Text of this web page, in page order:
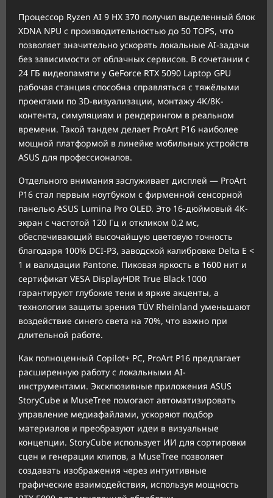
Процессор Ryzen AI 9 HX 370 получил выделенный блок
XDNA NPU с производительностью до 50 TOPS, что
позволяет значительно ускорять локальные AI-задачи
без зависимости от облачных сервисов. В сочетании с
24 ГБ видеопамяти у GeForce RTX 5090 Laptop GPU
рабочая станция способна справляться с тяжёлыми
проектами по 3D-визуализации, монтажу 4K/8K-
контента, симуляциям и рендерингом в реальном
времени. Такой тандем делает ProArt P16 наиболее
мощной платформой в линейке мобильных устройств
ASUS для профессионалов.
Отдельного внимания заслуживает дисплей — ProArt
P16 стал первым ноутбуком с фирменной сенсорной
панелью ASUS Lumina Pro OLED. Это 16-дюймовый 4K-
экран с частотой 120 Гц и откликом 0,2 мс,
обеспечивающий высочайшую цветовую точность
благодаря 100% DCI-P3, заводской калибровке Delta E <
1 и валидации Pantone. Пиковая яркость в 1600 нит и
сертификат VESA DisplayHDR True Black 1000
гарантируют глубокие тени и яркие акценты, а
технологии защиты зрения TÜV Rheinland уменьшают
воздействие синего света на 70%, что важно при
длительной работе.
Как полноценный Copilot+ PC, ProArt P16 предлагает
расширенную работу с локальными AI-
инструментами. Эксклюзивные приложения ASUS
StoryCube и MuseTree помогают автоматизировать
управление медиафайлами, ускоряют подбор
материалов и преобразуют идеи в визуальные
концепции. StoryCube использует ИИ для сортировки
сцен и генерации клипов, а MuseTree позволяет
создавать изображения через интуитивные
графические взаимодействия, используя мощность